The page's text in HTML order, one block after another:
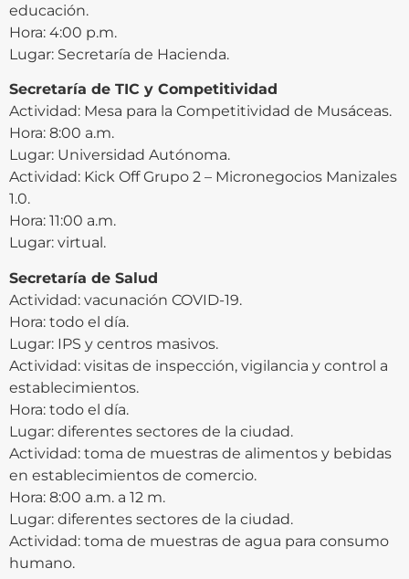
educación.
Hora: 4:00 p.m.
Lugar: Secretaría de Hacienda.
Secretaría de TIC y Competitividad
Actividad: Mesa para la Competitividad de Musáceas.
Hora: 8:00 a.m.
Lugar: Universidad Autónoma.
Actividad: Kick Off Grupo 2 – Micronegocios Manizales
1.0.
Hora: 11:00 a.m.
Lugar: virtual.
Secretaría de Salud
Actividad: vacunación COVID-19.
Hora: todo el día.
Lugar: IPS y centros masivos.
Actividad: visitas de inspección, vigilancia y control a
establecimientos.
Hora: todo el día.
Lugar: diferentes sectores de la ciudad.
Actividad: toma de muestras de alimentos y bebidas
en establecimientos de comercio.
Hora: 8:00 a.m. a 12 m.
Lugar: diferentes sectores de la ciudad.
Actividad: toma de muestras de agua para consumo
humano.